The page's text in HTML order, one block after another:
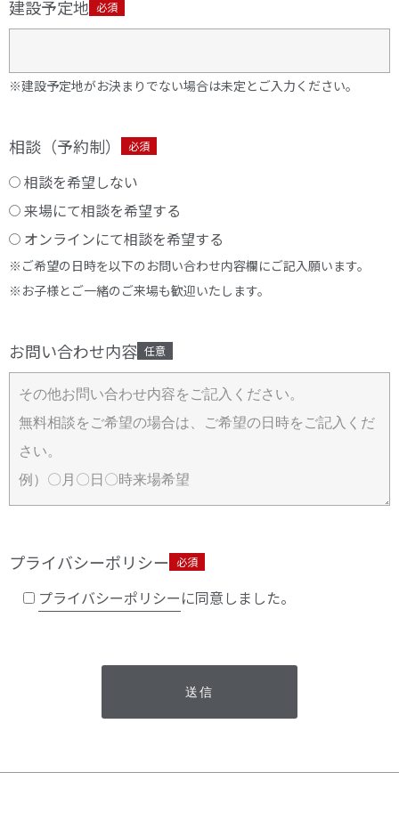
建設予定地 必須
※建設予定地がお決まりでない場合は未定とご入力ください。
相談（予約制） 必須
相談を希望しない
来場にて相談を希望する
オンラインにて相談を希望する
※ご希望の日時を以下のお問い合わせ内容欄にご記入願います。
※お子様とご一緒のご来場も歓迎いたします。
お問い合わせ内容 任意
プライバシーポリシー 必須
プライバシーポリシーに同意しました。